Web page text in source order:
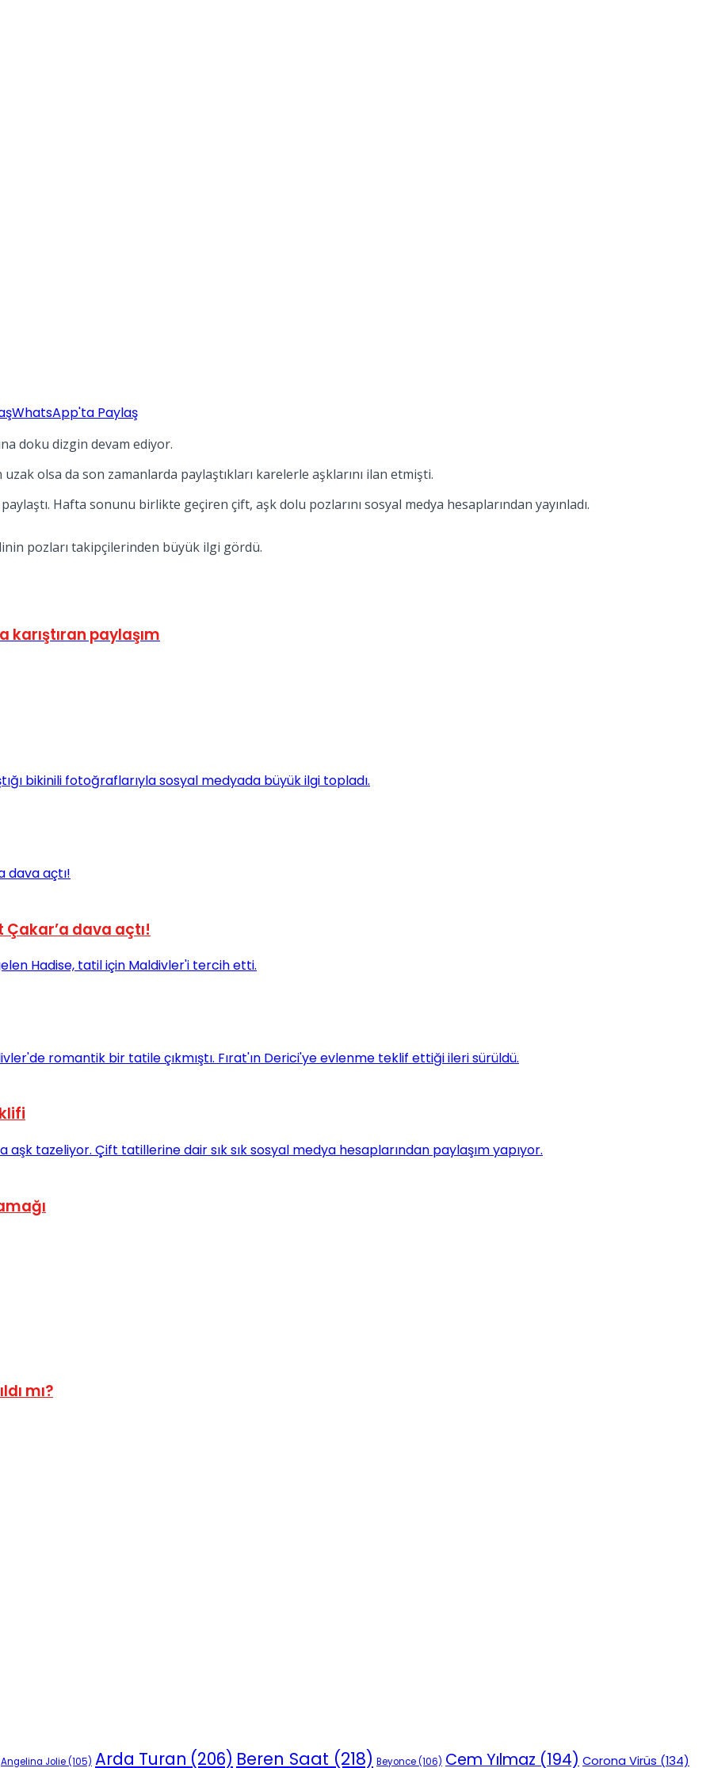
WhatsApp'ta Paylaş
doku dizgin devam ediyor.
olsa da son zamanlarda paylaştıkları karelerle aşklarını ilan etmişti.
Hafta sonunu birlikte geçiren çift, aşk dolu pozlarını sosyal medya hesaplarından yayınladı.
pozları takipçilerinden büyük ilgi gördü.
karıştıran paylaşım
Çakar’a dava açtı!
mı?
Angelina Jolie(105) Arda Turan (206) Beren Saat (218) Beyonce(106) Cem Yılmaz (194) Corona Virüs (134)